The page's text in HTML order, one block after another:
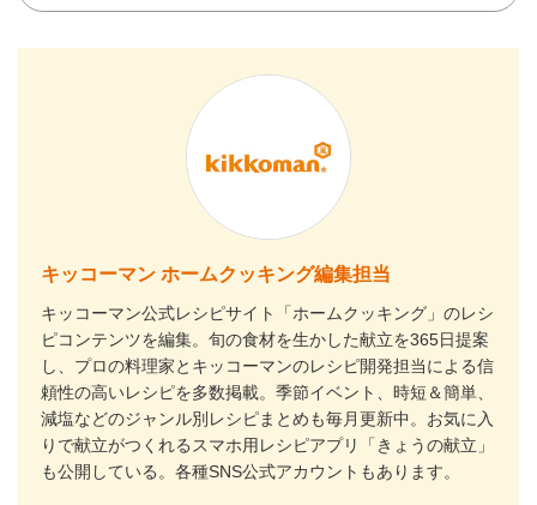
キッコーマン ホームクッキング編集担当
キッコーマン公式レシピサイト「ホームクッキング」のレシ
ピコンテンツを編集。旬の食材を生かした献立を365日提案
し、プロの料理家とキッコーマンのレシピ開発担当による信
頼性の高いレシピを多数掲載。季節イベント、時短＆簡単、
減塩などのジャンル別レシピまとめも毎月更新中。お気に入
りで献立がつくれるスマホ用レシピアプリ「きょうの献立」
も公開している。各種SNS公式アカウントもあります。